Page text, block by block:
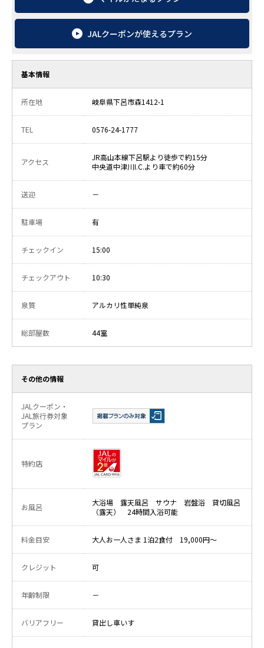
JALクーポンが使えるプラン
基本情報
所在地 岐阜県下呂市森1412-1
TEL 0576-24-1777
アクセス
JR高山本線下呂駅より徒歩で約15分
中央道中津川I.C.より車で約60分
送迎 －
駐車場 有
チェックイン 15:00
チェックアウト 10:30
泉質 アルカリ性単純泉
総部屋数 44室
その他の情報
JALクーポン・
JAL旅行券対象
プラン
特約店
お風呂
大浴場 露天風呂 サウナ 岩盤浴 貸切風呂
（露天） 24時間入浴可能
料金目安 大人お一人さま 1泊2食付 19,000円～
クレジット 可
年齢制限 －
バリアフリー 貸出し車いす